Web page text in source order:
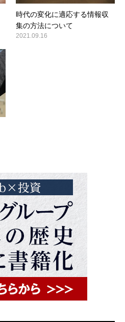
時代の変化に適応する情報収
集の方法について
2021.09.16